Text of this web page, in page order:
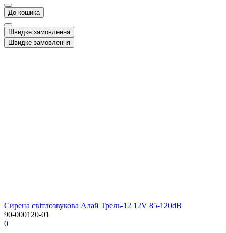
До кошика
Швидке замовлення
Швидке замовлення
Сирена світлозвукова Алай Трель-12 12V 85-120dB
90-000120-01
0